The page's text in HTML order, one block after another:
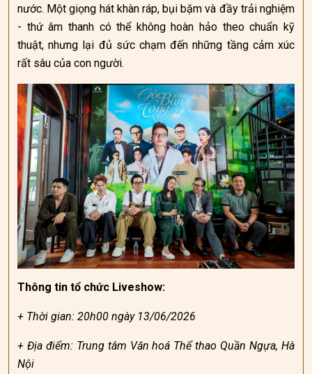
nước. Một giọng hát khàn ráp, bụi bặm và đầy trải nghiệm
- thứ âm thanh có thể không hoàn hảo theo chuẩn kỹ
thuật, nhưng lại đủ sức chạm đến những tầng cảm xúc
rất sâu của con người.
Thông tin tổ chức Liveshow:
+ Thời gian: 20h00 ngày 13/06/2026
+ Địa điểm: Trung tâm Văn hoá Thể thao Quần Ngựa, Hà
Nội